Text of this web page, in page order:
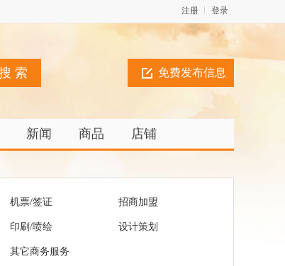
登录
注册
免费发布信息
新闻 商品 店铺
机票/签证 招商加盟
印刷/喷绘 设计策划
其它商务服务